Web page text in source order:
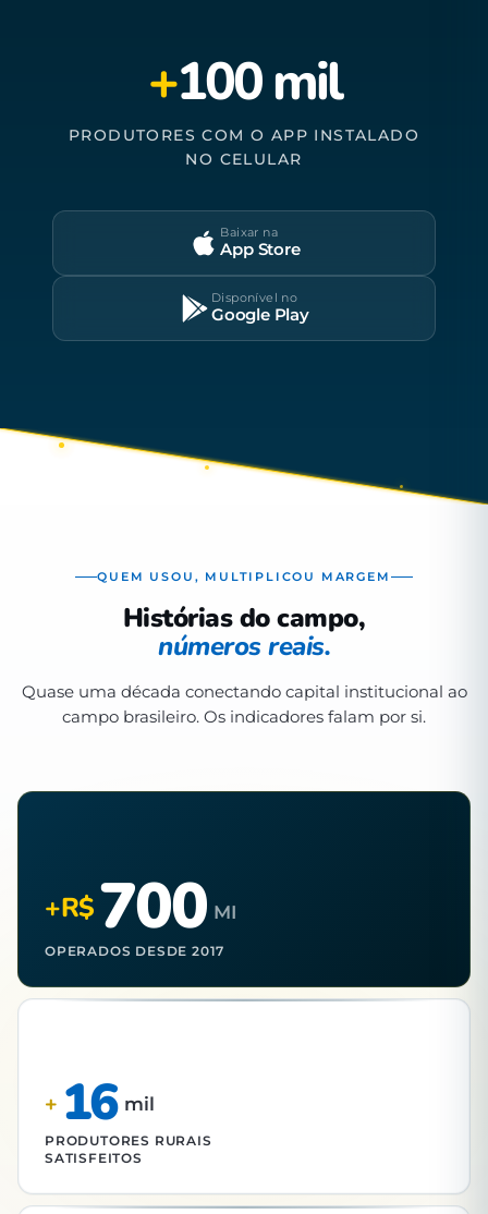
+100 mil
PRODUTORES COM O APP INSTALADO
NO CELULAR
Baixar na
App Store
Disponível no
Google Play
QUEM USOU, MULTIPLICOU MARGEM
Histórias do campo,
números reais.
Quase uma década conectando capital institucional ao
campo brasileiro. Os indicadores falam por si.
+R$700 MI
OPERADOS DESDE 2017
+ 16 mil
PRODUTORES RURAIS
SATISFEITOS